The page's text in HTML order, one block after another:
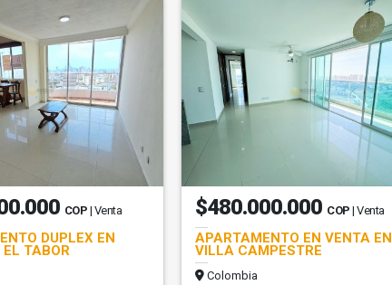
COP | Venta
DUPLEX EN
TABOR
$480.000.000 COP | Venta
APARTAMENTO EN VENTA EN
VILLA CAMPESTRE
Colombia